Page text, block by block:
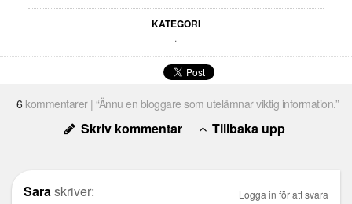
KATEGORI
.
6 kommentarer | “Ännu en bloggare som utelämnar viktig information.”
Skriv kommentar Tillbaka upp
Saraskriver: Logga in för att svara